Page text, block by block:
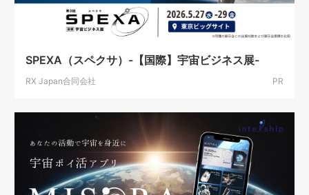
SPEXA（スペクサ）-【国際】宇宙ビジネス展-
RX Japan合同会社 PR